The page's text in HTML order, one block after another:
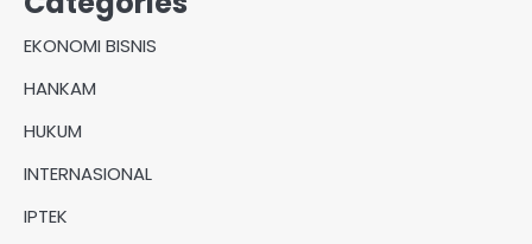
EKONOMI BISNIS
HANKAM
HUKUM
INTERNASIONAL
IPTEK